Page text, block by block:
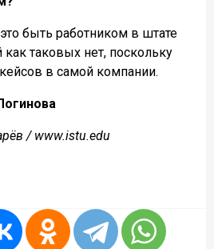
быть работником в штате
таковых нет, поскольку
в самой компании.
/ www.istu.edu